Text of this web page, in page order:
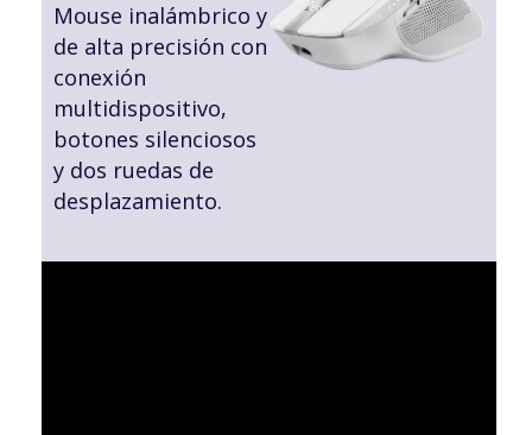
Mouse inalámbrico y
de alta precisión con
conexión
multidispositivo,
botones silenciosos
y dos ruedas de
desplazamiento.